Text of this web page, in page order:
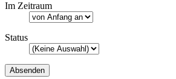
Im Zeitraum
Status